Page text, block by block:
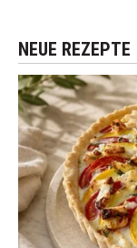
NEUE REZEPTE